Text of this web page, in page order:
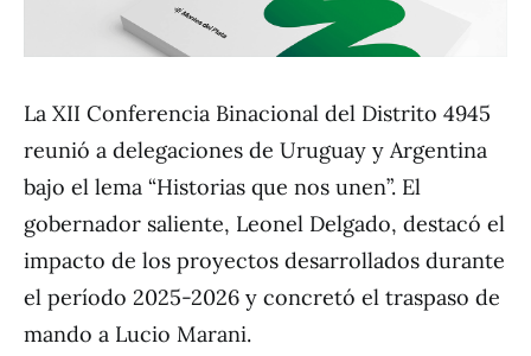
La XII Conferencia Binacional del Distrito 4945
reunió a delegaciones de Uruguay y Argentina
bajo el lema “Historias que nos unen”. El
gobernador saliente, Leonel Delgado, destacó el
impacto de los proyectos desarrollados durante
el período 2025-2026 y concretó el traspaso de
mando a Lucio Marani.